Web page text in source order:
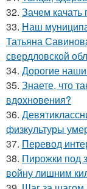
32. Зачем
33. Наш
Татьяна
свердловской
34. Дорогие
35. Знаете, что
вдохновения?
36.
физкультуры
37. Перевод
38. Пирожки под
войну лишним